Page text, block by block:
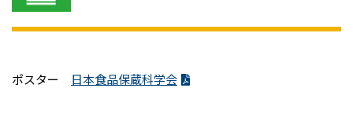
ポスター 日本食品保蔵科学会